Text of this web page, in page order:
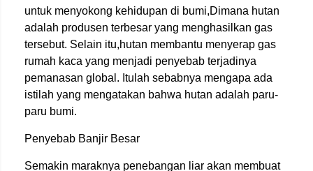
untuk menyokong kehidupan di bumi,Dimana hutan
adalah produsen terbesar yang menghasilkan gas
tersebut. Selain itu,hutan membantu menyerap gas
rumah kaca yang menjadi penyebab terjadinya
pemanasan global. Itulah sebabnya mengapa ada
istilah yang mengatakan bahwa hutan adalah paru-
paru bumi.
Penyebab Banjir Besar
Semakin maraknya penebangan liar akan membuat